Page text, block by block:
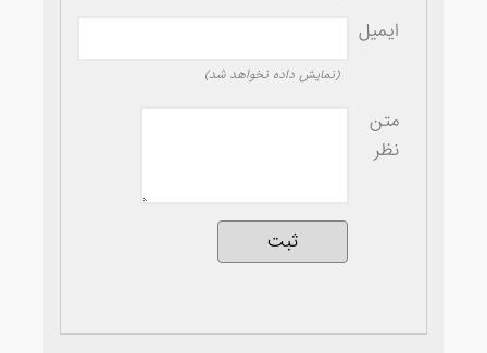
ایمیل
(نمایش داده نخواهد شد)
متن
نظر